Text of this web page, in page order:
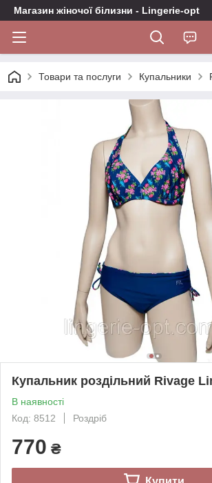
Магазин жіночої білизни - Lingerie-opt
Товари та послуги Купальники
Купальник роздільний Rivage
В наявності
Код: 8512
Роздріб
770 ₴